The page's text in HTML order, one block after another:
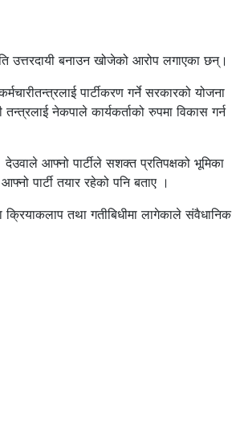
उत्तरदायी बनाउन खोजेको आरोप लगाएका छन्।
पार्टीकरण गर्ने सरकारको योजना
नेकपाले कार्यकर्ताको रुपमा विकास गर्न
देउवाले आफ्नो पार्टीले सशक्त प्रतिपक्षको भूमिका
पार्टी तयार रहेको पनि बताए ।
तथा गतीबिधीमा लागेकाले संवैधानिक